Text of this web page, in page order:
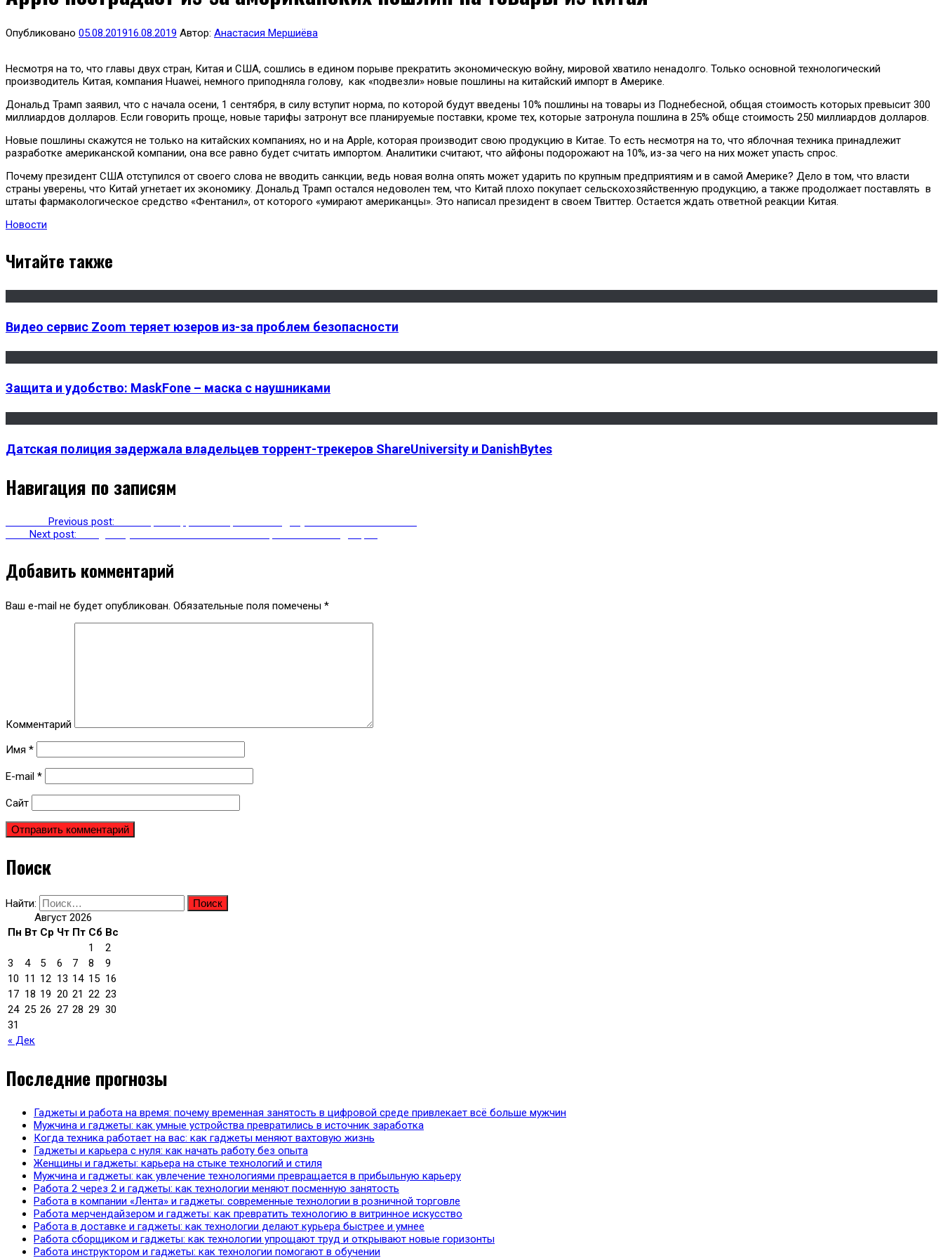
Опубликовано 05.08.201916.08.2019 Автор: Анастасия Мершиёва
Несмотря на то, что главы двух стран, Китая и США, сошлись в едином порыве прекратить экономическую войну, мировой хватило ненадолго. Только основной технологический
производитель Китая, компания Huawei, немного приподняла голову, как «подвезли» новые пошлины на китайский импорт в Америке.
Дональд Трамп заявил, что с начала осени, 1 сентября, в силу вступит норма, по которой будут введены 10% пошлины на товары из Поднебесной, общая стоимость которых превысит 300
миллиардов долларов. Если говорить проще, новые тарифы затронут все планируемые поставки, кроме тех, которые затронула пошлина в 25% обще стоимость 250 миллиардов долларов.
Новые пошлины скажутся не только на китайских компаниях, но и на Apple, которая производит свою продукцию в Китае. То есть несмотря на то, что яблочная техника принадлежит
разработке американской компании, она все равно будет считать импортом. Аналитики считают, что айфоны подорожают на 10%, из-за чего на них может упасть спрос.
Почему президент США отступился от своего слова не вводить санкции, ведь новая волна опять может ударить по крупным предприятиям и в самой Америке? Дело в том, что власти
страны уверены, что Китай угнетает их экономику. Дональд Трамп остался недоволен тем, что Китай плохо покупает сельскохозяйственную продукцию, а также продолжает поставлять в
штаты фармакологическое средство «Фентанил», от которого «умирают американцы». Это написал президент в своем Твиттер. Остается ждать ответной реакции Китая.
Новости
Читайте также
Видео сервис Zoom теряет юзеров из-за проблем безопасности
Защита и удобство: MaskFone – маска с наушниками
Датская полиция задержала владельцев торрент-трекеров ShareUniversity и DanishBytes
Навигация по записям
Previous post:
Next post:
Добавить комментарий
Ваш e-mail не будет опубликован. Обязательные поля помечены *
Комментарий
Имя *
E-mail *
Сайт
Поиск
Найти:
Август 2026
Пн Вт Ср Чт Пт Сб Вс
« Дек
1
2
3
4 5 6 7 8
9
10 11 12 13 14 15 16
17 18 19 20 21 22 23
24 25 26 27 28 29 30
31
Последние прогнозы
Гаджеты и работа на время: почему временная занятость в цифровой среде привлекает всё больше мужчин
Мужчина и гаджеты: как умные устройства превратились в источник заработка
Когда техника работает на вас: как гаджеты меняют вахтовую жизнь
Гаджеты и карьера с нуля: как начать работу без опыта
Женщины и гаджеты: карьера на стыке технологий и стиля
Мужчина и гаджеты: как увлечение технологиями превращается в прибыльную карьеру
Работа 2 через 2 и гаджеты: как технологии меняют посменную занятость
Работа в компании «Лента» и гаджеты: современные технологии в розничной торговле
Работа мерчендайзером и гаджеты: как превратить технологию в витринное искусство
Работа в доставке и гаджеты: как технологии делают курьера быстрее и умнее
Работа сборщиком и гаджеты: как технологии упрощают труд и открывают новые горизонты
Работа инструктором и гаджеты: как технологии помогают в обучении